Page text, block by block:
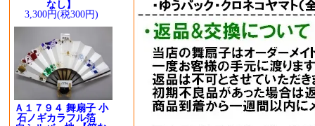
なし】
3,300円(税300円)
Ａ１７９４ 舞扇子 小
石ノギカラフル箔